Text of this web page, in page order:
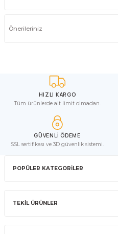
Önerileriniz
HIZLI KARGO
Tüm ürünlerde alt limit olmadan.
GÜVENLİ ÖDEME
SSL sertifikası ve 3D güvenlik sistemi.
POPÜLER KATEGORİLER
TEKİL ÜRÜNLER